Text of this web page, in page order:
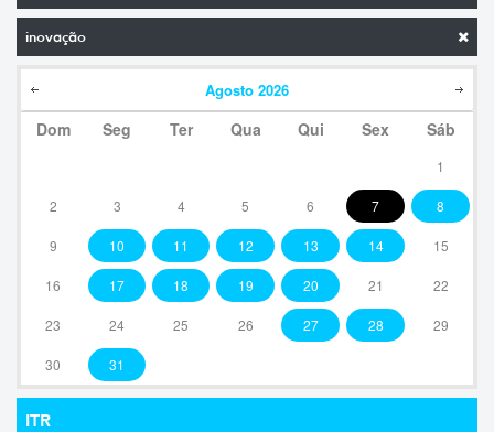
inovação
Agosto 2026
Dom Seg Ter Qua Qui Sex Sáb
1
2 3 4 5 6 7 8
9 10 11 12 13 14 15
16 17 18 19 20 21 22
23 24 25 26 27 28 29
30 31
ITR